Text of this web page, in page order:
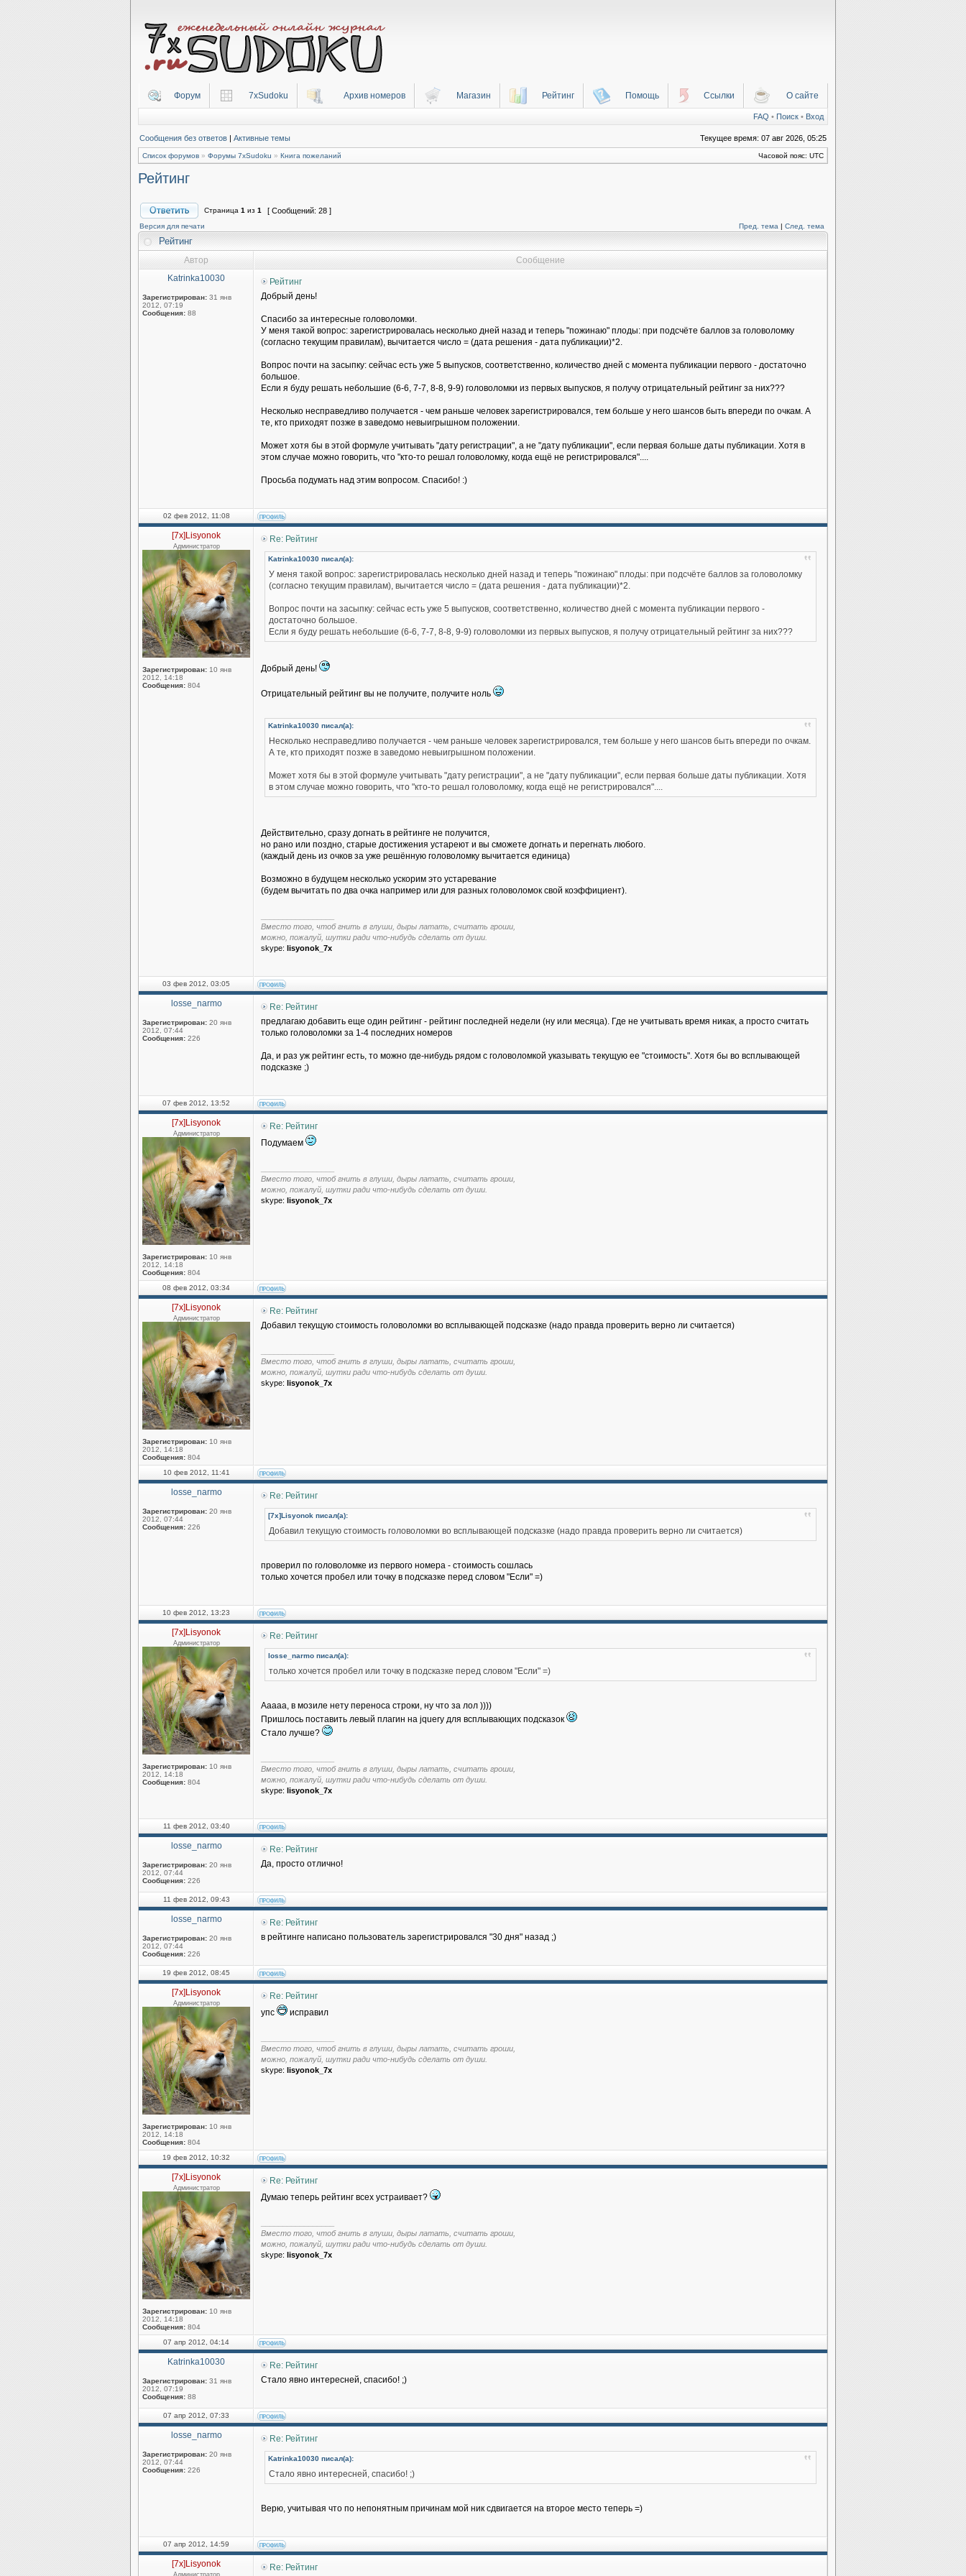
Форум 7xSudoku Архив номеров Магазин Рейтинг Помощь Ссылки О сайте
FAQ • Поиск • Вход
Сообщения без ответов | Активные темы Текущее время: 07 авг 2026, 05:25
Список форумов » Форумы 7xSudoku » Книга пожеланий Часовой пояс: UTC
Рейтинг
Страница 1 из 1 [ Сообщений: 28 ]
Версия для печати Пред. тема | След. тема
Рейтинг
Автор
Сообщение
Katrinka10030
Зарегистрирован: 31 янв
2012, 07:19
Сообщения: 88
Рейтинг
Добрый день!
Спасибо за интересные головоломки.
У меня такой вопрос: зарегистрировалась несколько дней назад и теперь "пожинаю" плоды: при подсчёте баллов за головоломку
(согласно текущим правилам), вычитается число = (дата решения - дата публикации)*2.
Вопрос почти на засыпку: сейчас есть уже 5 выпусков, соответственно, количество дней с момента публикации первого - достаточно
большое.
Если я буду решать небольшие (6-6, 7-7, 8-8, 9-9) головоломки из первых выпусков, я получу отрицательный рейтинг за них???
Несколько несправедливо получается - чем раньше человек зарегистрировался, тем больше у него шансов быть впереди по очкам. А
те, кто приходят позже в заведомо невыигрышном положении.
Может хотя бы в этой формуле учитывать "дату регистрации", а не "дату публикации", если первая больше даты публикации. Хотя в
этом случае можно говорить, что "кто-то решал головоломку, когда ещё не регистрировался"....
Просьба подумать над этим вопросом. Спасибо! :)
02 фев 2012, 11:08
[7x]Lisyonok
Администратор
Зарегистрирован: 10 янв
2012, 14:18
Сообщения: 804
Re: Рейтинг
Katrinka10030 писал(а):
У меня такой вопрос: зарегистрировалась несколько дней назад и теперь "пожинаю" плоды: при подсчёте баллов за головоломку
(согласно текущим правилам), вычитается число = (дата решения - дата публикации)*2.
Вопрос почти на засыпку: сейчас есть уже 5 выпусков, соответственно, количество дней с момента публикации первого -
достаточно большое.
Если я буду решать небольшие (6-6, 7-7, 8-8, 9-9) головоломки из первых выпусков, я получу отрицательный рейтинг за них???
Добрый день!
Отрицательный рейтинг вы не получите, получите ноль
Katrinka10030 писал(а):
Несколько несправедливо получается - чем раньше человек зарегистрировался, тем больше у него шансов быть впереди по очкам.
А те, кто приходят позже в заведомо невыигрышном положении.
Может хотя бы в этой формуле учитывать "дату регистрации", а не "дату публикации", если первая больше даты публикации. Хотя
в этом случае можно говорить, что "кто-то решал головоломку, когда ещё не регистрировался"....
Действительно, сразу догнать в рейтинге не получится,
но рано или поздно, старые достижения устареют и вы сможете догнать и перегнать любого.
(каждый день из очков за уже решённую головоломку вычитается единица)
Возможно в будущем несколько ускорим это устаревание
(будем вычитать по два очка например или для разных головоломок свой коэффициент).
Вместо того, чтоб гнить в глуши, дыры латать, считать гроши,
можно, пожалуй, шутки ради что-нибудь сделать от души.
skype: lisyonok_7x
03 фев 2012, 03:05
losse_narmo
Зарегистрирован: 20 янв
2012, 07:44
Сообщения: 226
Re: Рейтинг
предлагаю добавить еще один рейтинг - рейтинг последней недели (ну или месяца). Где не учитывать время никак, а просто считать
только головоломки за 1-4 последних номеров
Да, и раз уж рейтинг есть, то можно где-нибудь рядом с головоломкой указывать текущую ее "стоимость". Хотя бы во всплывающей
подсказке ;)
07 фев 2012, 13:52
[7x]Lisyonok
Администратор
Зарегистрирован: 10 янв
2012, 14:18
Сообщения: 804
Re: Рейтинг
Подумаем
Вместо того, чтоб гнить в глуши, дыры латать, считать гроши,
можно, пожалуй, шутки ради что-нибудь сделать от души.
skype: lisyonok_7x
08 фев 2012, 03:34
[7x]Lisyonok
Администратор
Зарегистрирован: 10 янв
2012, 14:18
Сообщения: 804
Re: Рейтинг
Добавил текущую стоимость головоломки во всплывающей подсказке (надо правда проверить верно ли считается)
Вместо того, чтоб гнить в глуши, дыры латать, считать гроши,
можно, пожалуй, шутки ради что-нибудь сделать от души.
skype: lisyonok_7x
10 фев 2012, 11:41
losse_narmo
Зарегистрирован: 20 янв
2012, 07:44
Сообщения: 226
Re: Рейтинг
[7x]Lisyonok писал(а):
Добавил текущую стоимость головоломки во всплывающей подсказке (надо правда проверить верно ли считается)
проверил по головоломке из первого номера - стоимость сошлась
только хочется пробел или точку в подсказке перед словом "Если" =)
10 фев 2012, 13:23
[7x]Lisyonok
Администратор
Зарегистрирован: 10 янв
2012, 14:18
Сообщения: 804
Re: Рейтинг
losse_narmo писал(а):
только хочется пробел или точку в подсказке перед словом "Если" =)
Ааааа, в мозиле нету переноса строки, ну что за лол ))))
Пришлось поставить левый плагин на jquery для всплывающих подсказок
Стало лучше?
Вместо того, чтоб гнить в глуши, дыры латать, считать гроши,
можно, пожалуй, шутки ради что-нибудь сделать от души.
skype: lisyonok_7x
11 фев 2012, 03:40
losse_narmo
Зарегистрирован: 20 янв
2012, 07:44
Сообщения: 226
Re: Рейтинг
Да, просто отлично!
11 фев 2012, 09:43
losse_narmo
Зарегистрирован: 20 янв
2012, 07:44
Сообщения: 226
Re: Рейтинг
в рейтинге написано пользователь зарегистрировался "30 дня" назад ;)
19 фев 2012, 08:45
[7x]Lisyonok
Администратор
Зарегистрирован: 10 янв
2012, 14:18
Сообщения: 804
Re: Рейтинг
упс
исправил
Вместо того, чтоб гнить в глуши, дыры латать, считать гроши,
можно, пожалуй, шутки ради что-нибудь сделать от души.
skype: lisyonok_7x
19 фев 2012, 10:32
[7x]Lisyonok
Администратор
Зарегистрирован: 10 янв
2012, 14:18
Сообщения: 804
Re: Рейтинг
Думаю теперь рейтинг всех устраивает?
Вместо того, чтоб гнить в глуши, дыры латать, считать гроши,
можно, пожалуй, шутки ради что-нибудь сделать от души.
skype: lisyonok_7x
07 апр 2012, 04:14
Katrinka10030
Зарегистрирован: 31 янв
2012, 07:19
Сообщения: 88
Re: Рейтинг
Стало явно интересней, спасибо! ;)
07 апр 2012, 07:33
losse_narmo
Зарегистрирован: 20 янв
2012, 07:44
Сообщения: 226
Re: Рейтинг
Katrinka10030 писал(а):
Стало явно интересней, спасибо! ;)
Верю, учитывая что по непонятным причинам мой ник сдвигается на второе место теперь =)
07 апр 2012, 14:59
[7x]Lisyonok
Администратор
Re: Рейтинг